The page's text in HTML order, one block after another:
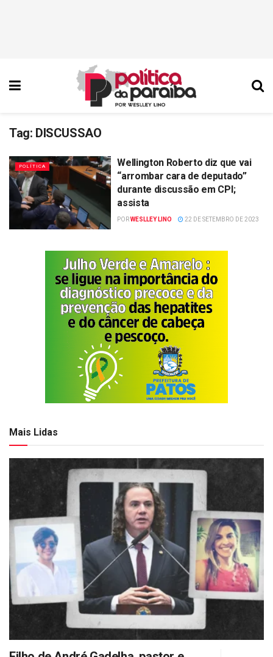
Tag: DISCUSSAO
POLÍTICA
Wellington Roberto diz que vai
“arrombar cara de deputado”
durante discussão em CPI;
assista
PORWESLLEY LINO 22 DE SETEMBRO DE 2023
Mais Lidas